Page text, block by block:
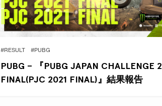
#RESULT #PUBG
PUBG – 『PUBG JAPAN CHALLENGE
FINAL(PJC 2021 FINAL)』結果報告